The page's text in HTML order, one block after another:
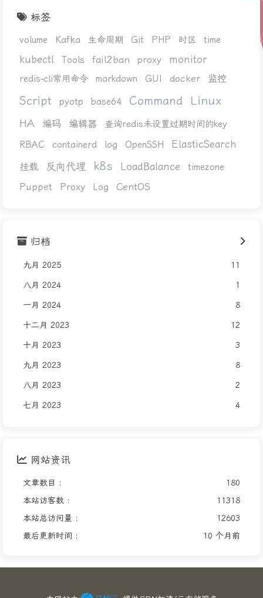
标签
volume Kafka 生命周期 Git PHP 时区 time
kubectl Tools fail2ban proxy monitor
redis-cli常用命令 markdown GUI docker 监控
Script pyotp base64 Command Linux
HA 编码 编辑器
查询redis未设置过期时间的key
RBAC
containerd log OpenSSH ElasticSearch
挂载 反向代理 k8s LoadBalance timezone
Puppet Proxy Log CentOS
归档
九月 2025 11
八月 2024 1
一月 2024 8
十二月 2023 12
十月 2023 3
九月 2023 8
八月 2023 2
七月 2023 4
网站资讯
文章数目 :
180
本站访客数 :
11318
本站总访问量 :
12603
最后更新时间 :
10 个月前